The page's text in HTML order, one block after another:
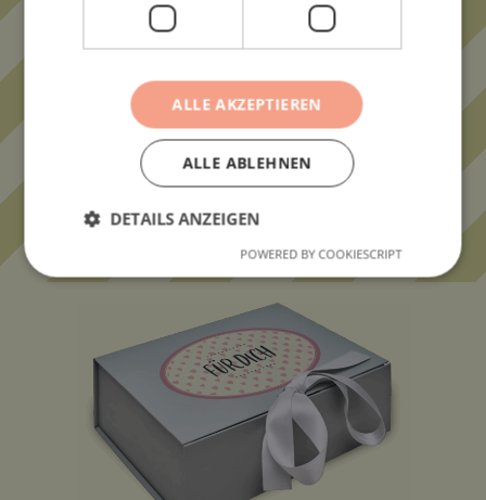
KARAMELLBONBONS
ALLE AKZEPTIEREN
ALLE ABLEHNEN
DETAILS ANZEIGEN
POWERED BY COOKIESCRIPT